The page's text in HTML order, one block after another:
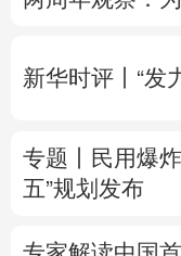
Deutsch
新华时评丨“发
专题丨
民用爆
五”规划发布